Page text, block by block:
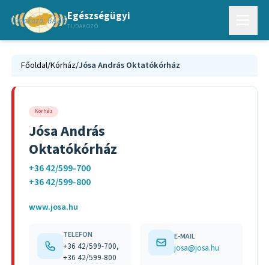
Egészségügyi
TUDAKOZÓ
Főoldal/Kórház/Jósa András Oktatókórház
Kórház
Jósa András
Oktatókórház
+36 42/599-700
+36 42/599-800
www.josa.hu
TELEFON
+36 42/599-700,
+36 42/599-800
E-MAIL
josa@josa.hu